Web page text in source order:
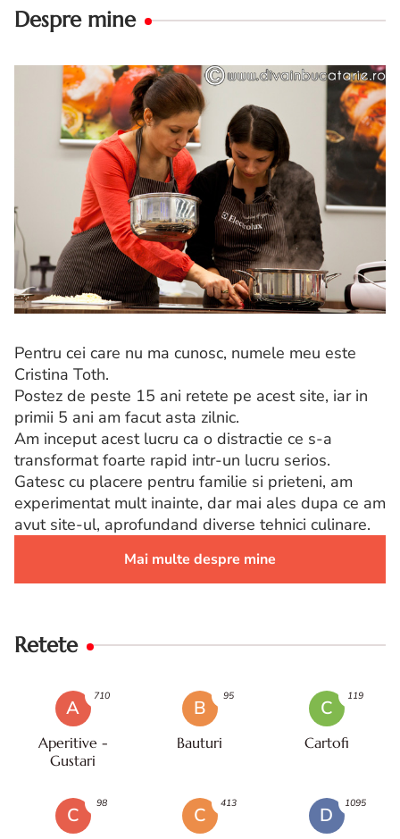
Despre mine
Pentru cei care nu ma cunosc, numele meu este
Cristina Toth.
Postez de peste 15 ani retete pe acest site, iar in
primii 5 ani am facut asta zilnic.
Am inceput acest lucru ca o distractie ce s-a
transformat foarte rapid intr-un lucru serios.
Gatesc cu placere pentru familie si prieteni, am
experimentat mult inainte, dar mai ales dupa ce am
avut site-ul, aprofundand diverse tehnici culinare.
Mai multe despre mine
Retete
A
Aperitive -
Gustari
710
B
Bauturi
95
C
Cartofi
119
C
98
C
413
D
1095